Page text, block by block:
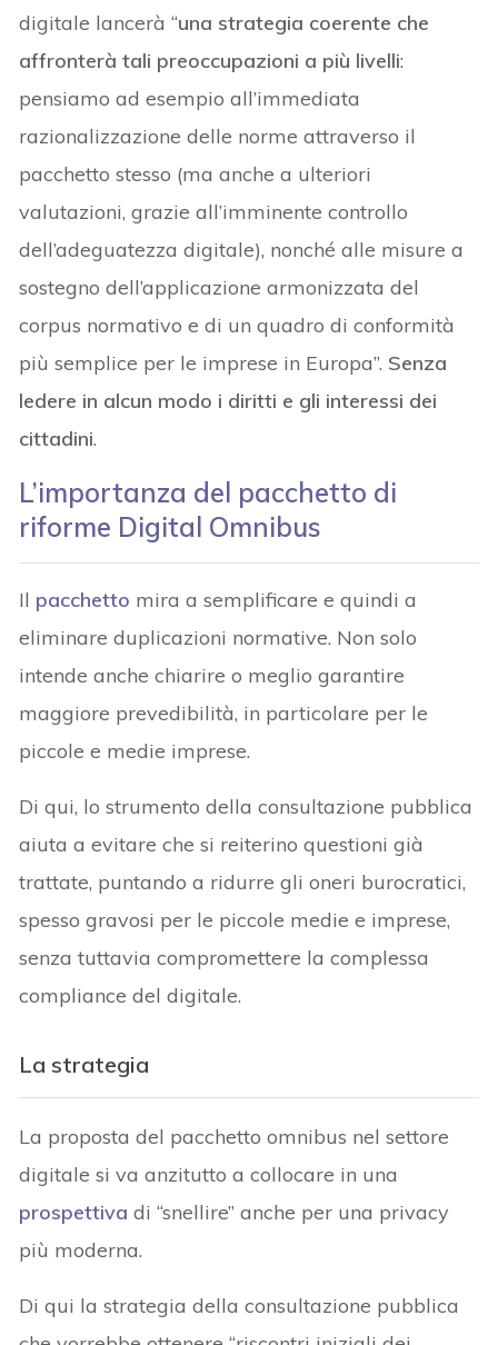
digitale lancerà “una strategia coerente che
affronterà tali preoccupazioni a più livelli:
pensiamo ad esempio all’immediata
razionalizzazione delle norme attraverso il
pacchetto stesso (ma anche a ulteriori
valutazioni, grazie all’imminente controllo
dell’adeguatezza digitale), nonché alle misure a
sostegno dell’applicazione armonizzata del
corpus normativo e di un quadro di conformità
più semplice per le imprese in Europa”. Senza
ledere in alcun modo i diritti e gli interessi dei
cittadini.
L’importanza del pacchetto di
riforme Digital Omnibus
Il pacchetto mira a semplificare e quindi a
eliminare duplicazioni normative. Non solo
intende anche chiarire o meglio garantire
maggiore prevedibilità, in particolare per le
piccole e medie imprese.
Di qui, lo strumento della consultazione pubblica
aiuta a evitare che si reiterino questioni già
trattate, puntando a ridurre gli oneri burocratici,
spesso gravosi per le piccole medie e imprese,
senza tuttavia compromettere la complessa
compliance del digitale.
La strategia
La proposta del pacchetto omnibus nel settore
digitale si va anzitutto a collocare in una
prospettiva di “snellire” anche per una privacy
più moderna.
Di qui la strategia della consultazione pubblica